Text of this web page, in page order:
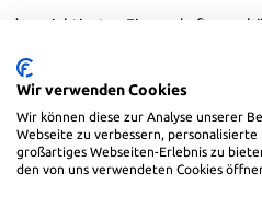
den wichtigsten Eigenschaften
vorvergüteter Lieferzustand
sehr gute Zerspanbarkeit
Korrosionsbeständigkeit
gute Zähigkeit
gute Schweißbarkeit
Wir verwenden Cookies
Wir können diese zur Analyse unserer
Webseite zu verbessern,
großartiges Webseiten-Erlebnis zu
den von uns verwendeten Cookies